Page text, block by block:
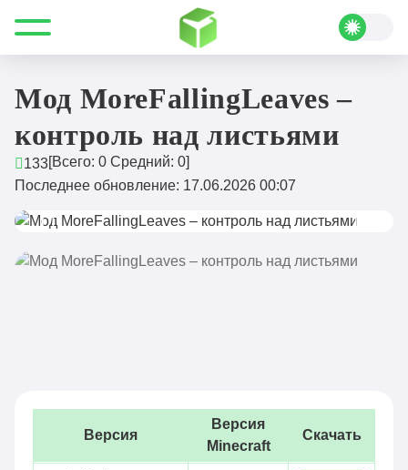
Все для Minecraft
Прочие
Мод MoreFallingLeaves – контроль над листьями
Мод MoreFallingLeaves –
контроль над листьями
133[Всего: 0 Средний: 0]
Последнее обновление: 17.06.2026 00:07
Версия
Версия
Minecraft
Скачать